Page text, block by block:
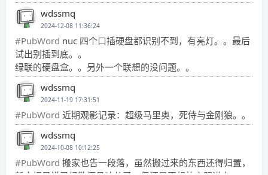
wdssmq
2024-12-08 11:36:24
#PubWord nuc 四个口插硬盘都识别不到，有亮灯。。最后
试出别插到底。。
绿联的硬盘盒。。另外一个联想的没问题。。
wdssmq
2024-11-19 17:31:51
#PubWord 近期观影记录：超级马里奥，死侍与金刚狼。。
wdssmq
2024-10-08 10:12:25
#PubWord 搬家也告一段落，虽然搬过来的东西还得归置，